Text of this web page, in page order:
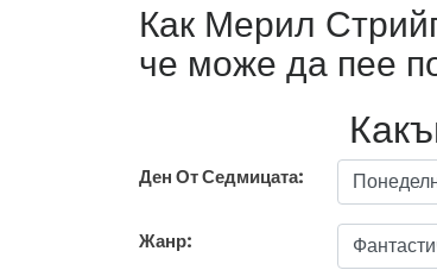
Как Мерил
че може да пее
Ден От Седмицата:
Жанр: